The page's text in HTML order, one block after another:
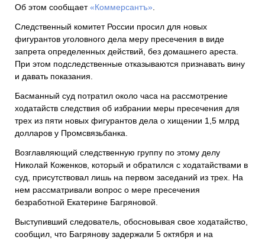
Об этом сообщает«Коммерсантъ».
Следственный комитет России просил для новых
фигурантов уголовного дела меру пресечения в виде
запрета определенных действий, без домашнего ареста.
При этом подследственные отказываются признавать вину
и давать показания.
Басманный суд потратил около часа на рассмотрение
ходатайств следствия об избрании меры пресечения для
трех из пяти новых фигурантов дела о хищении 1,5 млрд
долларов у Промсвязьбанка.
Возглавляющий следственную группу по этому делу
Николай Коженков, который и обратился с ходатайствами в
суд, присутствовал лишь на первом заседаний из трех. На
нем рассматривали вопрос о мере пресечения
безработной Екатерине Багряновой.
Выступивший следователь, обосновывая свое ходатайство,
сообщил, что Багрянову задержали 5 октября и на